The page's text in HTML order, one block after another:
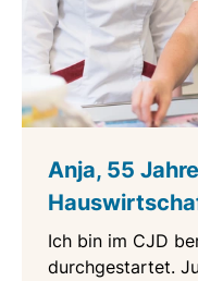
Anja, 55
Ich bin im CJD
durchgestartet.